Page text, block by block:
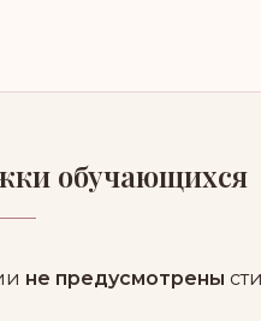
обучающихся
не предусмотрены